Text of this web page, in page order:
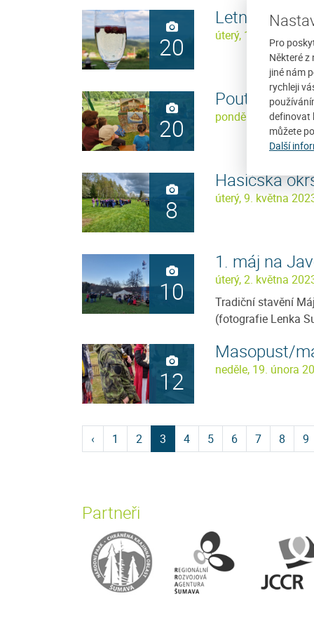
Pro
Některé
jiné nám
rychleji
definovat
můžete
Další
20
Letní
úterý, 11. července
20
Pouť sv.
pondělí, 19. června
8
Hasičská
úterý, 9. května
10
1. máj na
úterý, 2. května
Tradiční stavění
(fotografie Lenka
12
Masopust/
neděle, 19. února
‹ 1 2 3 4 5 6 7 8 9
Partneři